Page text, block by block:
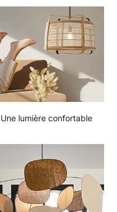
Une lumière confortable